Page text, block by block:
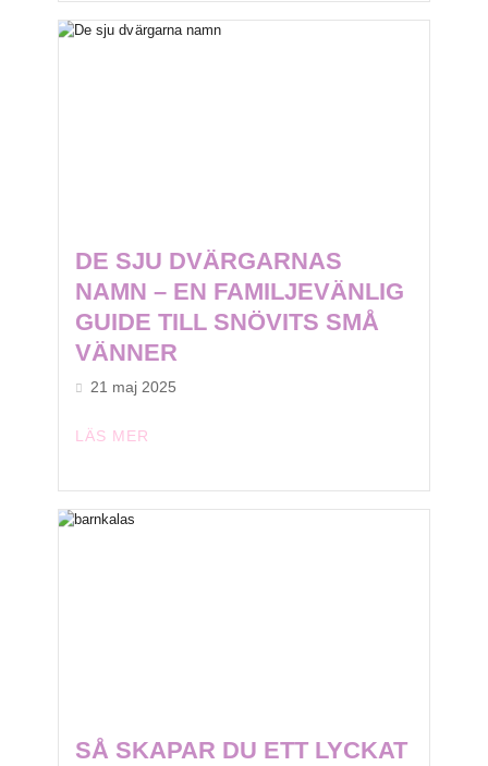
DE SJU DVÄRGARNAS
NAMN – EN FAMILJEVÄNLIG
GUIDE TILL SNÖVITS SMÅ
VÄNNER
21 maj 2025
LÄS MER
SÅ SKAPAR DU ETT LYCKAT